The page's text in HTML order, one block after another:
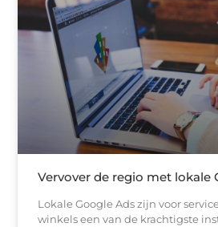
Vervover de regio met lokale
Lokale Google Ads zijn voor
winkels een van de krachtigste